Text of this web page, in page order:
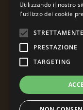
Bernardo Ariatta -
CF:
Utilizzando il nostro
l'utilizzo dei cookie
PRESTAZIONE
TARGETING